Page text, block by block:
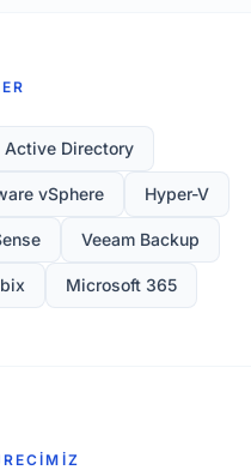
Active Directory
vSphere Hyper-V
Veeam Backup
Microsoft 365